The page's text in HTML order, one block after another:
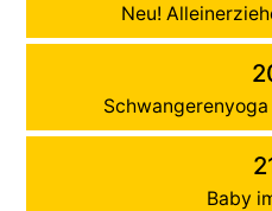
Neu!
Baby